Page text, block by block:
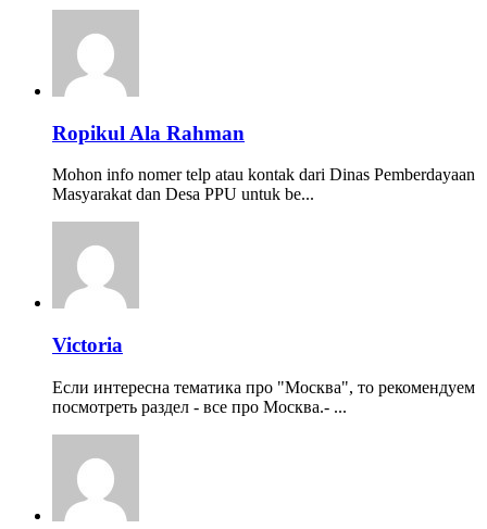
Ropikul Ala Rahman
Mohon info nomer telp atau kontak dari Dinas Pemberdayaan
Masyarakat dan Desa PPU untuk be...
Victoria
Если интересна тематика про "Москва", то рекомендуем
посмотреть раздел - все про Москва.- ...